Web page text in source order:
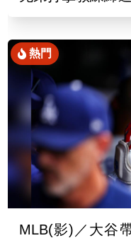
熱門
MLB(影)／大谷